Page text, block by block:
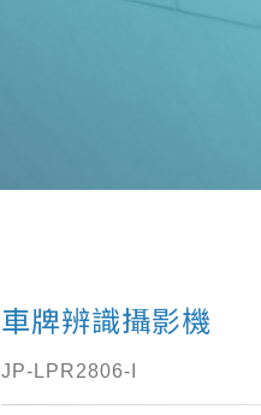
車牌辨識攝影機
JP-LPR2806-I